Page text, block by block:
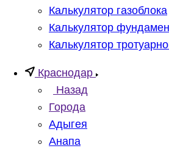
Калькулятор газоблока
Калькулятор
Калькулятор
Краснодар
Назад
Города
Адыгея
Анапа